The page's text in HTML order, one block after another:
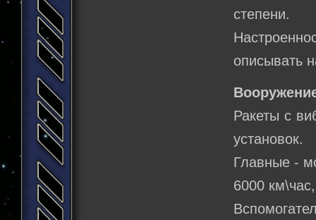
степени.
описывать
Ракеты с
установок.
Главные -
6000